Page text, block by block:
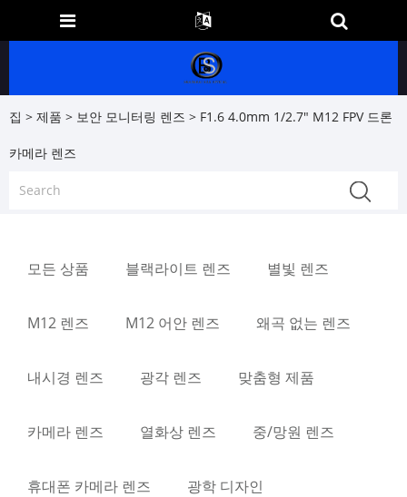
집 > 제품 > 보안 모니터링 렌즈 > F1.6 4.0mm 1/2.7" M12 FPV 드론
카메라 렌즈
모든 상품 블랙라이트 렌즈 별빛 렌즈
M12 렌즈 M12 어안 렌즈 왜곡 없는 렌즈
내시경 렌즈 광각 렌즈 맞춤형 제품
카메라 렌즈 열화상 렌즈 중/망원 렌즈
휴대폰 카메라 렌즈 광학 디자인